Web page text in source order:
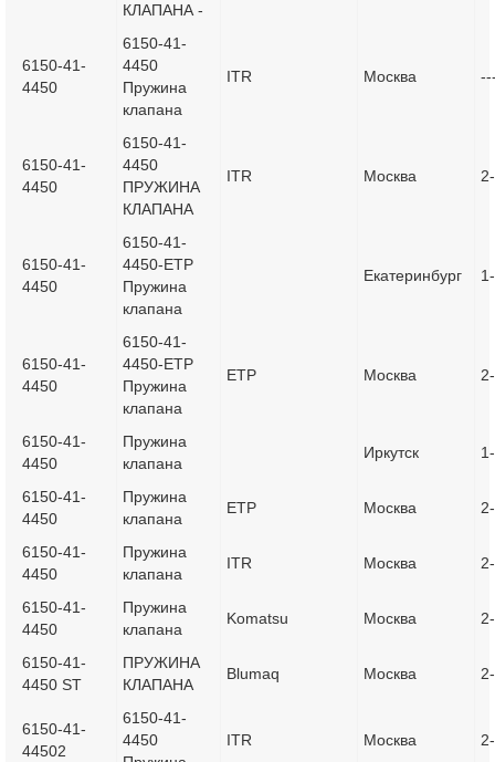
КЛАПАНА -
6150-41-
4450
6150-41-
4450
Пружина
клапана
ITR Москва
6150-41-
4450
6150-41-
4450
ПРУЖИНА
КЛАПАНА
ITR Москва
6150-41-
4450
6150-41-
4450-ETP
Пружина
клапана
Екатеринбург
6150-41-
4450
6150-41-
4450-ETP
Пружина
клапана
ETP Москва
6150-41-
4450
Пружина
клапана
Иркутск
6150-41-
4450
Пружина
клапана
ETP Москва
6150-41-
4450
Пружина
клапана
ITR Москва
6150-41-
4450
Пружина
клапана
Komatsu Москва
6150-41-
4450 ST
ПРУЖИНА
КЛАПАНА
Blumaq Москва
6150-41-
44502
6150-41-
4450
ITR Москва